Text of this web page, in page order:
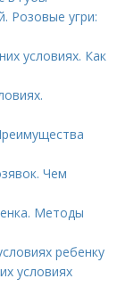
Розовые угри:
условиях. Как
Чем
Методы
ребенку
условиях